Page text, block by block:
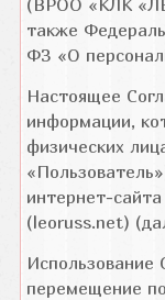
(ВРОО «КЛК
также
ФЗ «О
Настоящее
информации,
физических
интернет-
(leoruss.net)
перемещение